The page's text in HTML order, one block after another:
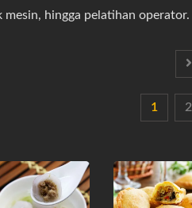
hingga pelatihan operator.
1 2